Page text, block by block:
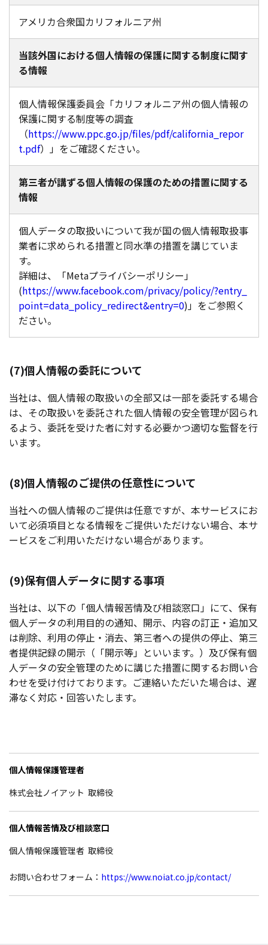
アメリカ合衆国カリフォルニア州
当該外国における個人情報の保護に関する制度に関す
る情報
個人情報保護委員会「カリフォルニア州の個人情報の
保護に関する制度等の調査
（https://www.ppc.go.jp/files/pdf/california_repor
t.pdf）」をご確認ください。
第三者が講ずる個人情報の保護のための措置に関する
情報
個人データの取扱いについて我が国の個人情報取扱事
業者に求められる措置と同水準の措置を講じていま
す。
詳細は、「Metaプライバシーポリシー」
(https://www.facebook.com/privacy/policy/?entry_
point=data_policy_redirect&entry=0)」をご参照く
ださい。
(7)個人情報の委託について
当社は、個人情報の取扱いの全部又は一部を委託する場合
は、その取扱いを委託された個人情報の安全管理が図られ
るよう、委託を受けた者に対する必要かつ適切な監督を行
います。
(8)個人情報のご提供の任意性について
当社への個人情報のご提供は任意ですが、本サービスにお
いて必須項目となる情報をご提供いただけない場合、本サ
ービスをご利用いただけない場合があります。
(9)保有個人データに関する事項
当社は、以下の「個人情報苦情及び相談窓口」にて、保有
個人データの利用目的の通知、開示、内容の訂正・追加又
は削除、利用の停止・消去、第三者への提供の停止、第三
者提供記録の開示（「開示等」といいます。）及び保有個
人データの安全管理のために講じた措置に関するお問い合
わせを受け付けております。ご連絡いただいた場合は、遅
滞なく対応・回答いたします。
個人情報保護管理者
株式会社ノイアット 取締役
個人情報苦情及び相談窓口
個人情報保護管理者 取締役
お問い合わせフォーム： https://www.noiat.co.jp/contact/